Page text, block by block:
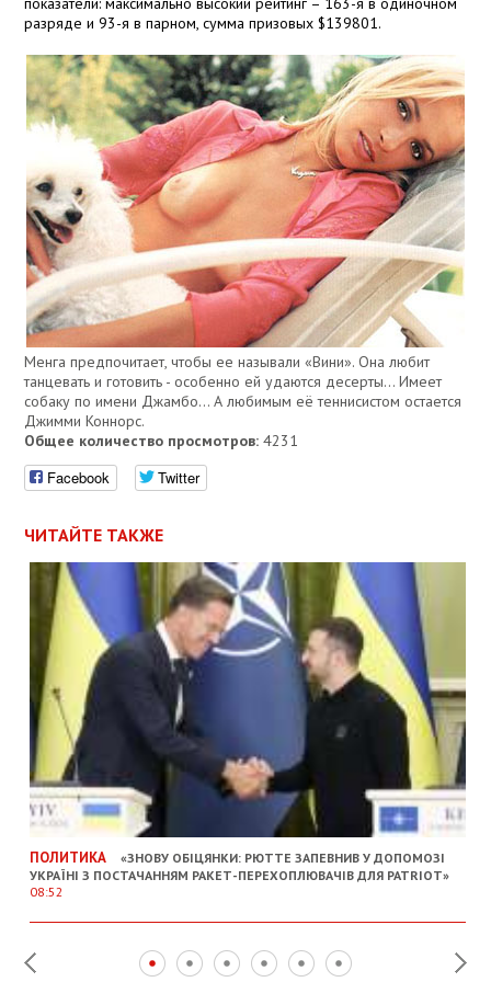
разряде и 93-я в парном, сумма призовых $139801.
Менга предпочитает, чтобы ее называли «Вини». Она любит
танцевать и готовить - особенно ей удаются десерты... Имеет
собаку по имени Джамбо… А любимым её теннисистом остается
Джимми Коннорс.
Общее количество просмотров: 4231
Facebook Twitter
ЧИТАЙТЕ ТАКЖЕ
ПОЛИТИКА
«ЗНОВУ ОБІЦЯНКИ: РЮТТЕ ЗАПЕВНИВ У ДОПОМОЗІ
УКРАЇНІ З ПОСТАЧАННЯМ РАКЕТ-ПЕРЕХОПЛЮВАЧІВ ДЛЯ PATRIOT»
08:52